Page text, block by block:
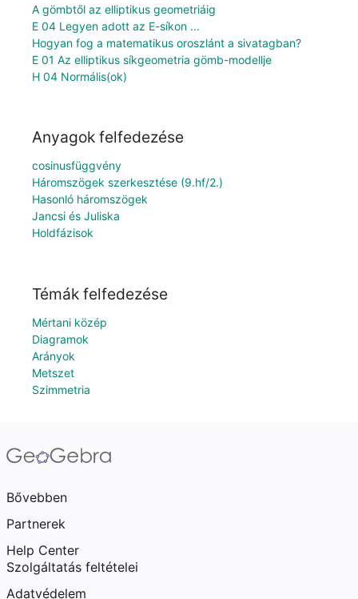
A gömbtől az elliptikus geometriáig
E 04 Legyen adott az E-síkon ...
Hogyan fog a matematikus oroszlánt a sivatagban?
E 01 Az elliptikus síkgeometria gömb-modellje
H 04 Normális(ok)
Anyagok felfedezése
cosinusfüggvény
Háromszögek szerkesztése (9.hf/2.)
Hasonló háromszögek
Jancsi és Juliska
Holdfázisok
Témák felfedezése
Mértani közép
Diagramok
Arányok
Metszet
Szimmetria
Bővebben
Partnerek
Help Center
Szolgáltatás feltételei
Adatvédelem